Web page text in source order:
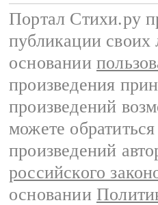
Портал Стихи.ру
публикации своих
основании
произведения
произведений
можете
произведений
российского
основании